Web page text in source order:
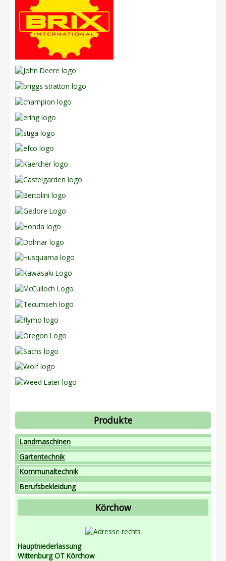
Produkte
Landmaschinen
Gartentechnik
Kommunaltechnik
Berufsbekleidung
Körchow
Hauptniederlassung
Wittenburg OT Körchow